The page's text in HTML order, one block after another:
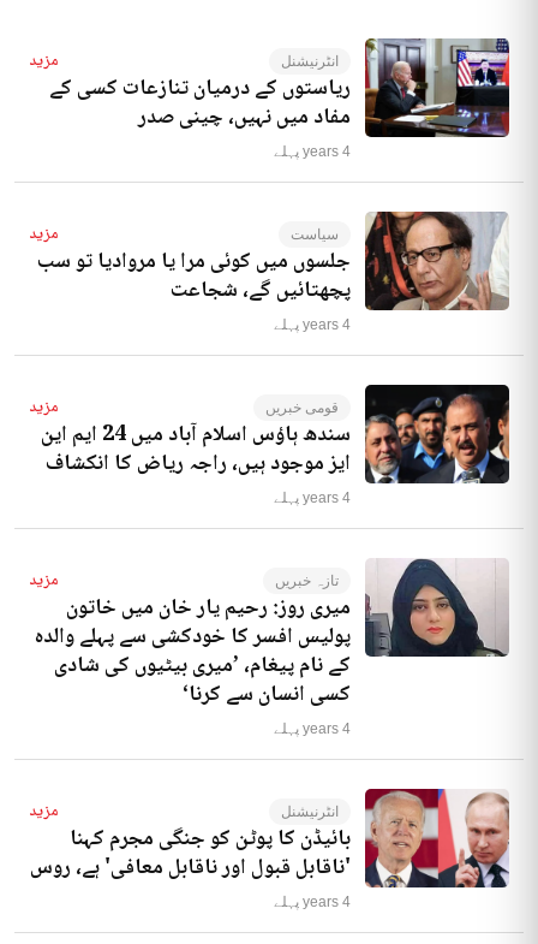
انٹرنیشنل مزید
ریاستوں کے درمیان تنازعات کسی کے
مفاد میں نہیں، چینی صدر
4 years پہلے
سیاست مزید
جلسوں میں کوئی مرا یا مروادیا تو سب
پچھتائیں گے، شجاعت
4 years پہلے
قومی خبریں مزید
سندھ ہاؤس اسلام آباد میں 24 ایم این
ایز موجود ہیں، راجہ ریاض کا انکشاف
4 years پہلے
تازہ خبریں مزید
میری روز: رحیم یار خان میں خاتون
پولیس افسر کا خودکشی سے پہلے والدہ
کے نام پیغام، ’میری بیٹیوں کی شادی
کسی انسان سے کرنا‘
4 years پہلے
انٹرنیشنل مزید
بائیڈن کا پوٹن کو جنگی مجرم کہنا
'ناقابل قبول اور ناقابل معافی' ہے، روس
4 years پہلے